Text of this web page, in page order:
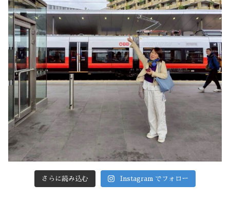
さらに読み込む Instagram でフォロー